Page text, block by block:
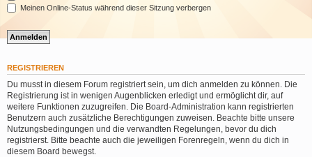
Meinen Online-Status während dieser Sitzung verbergen
REGISTRIEREN
Du musst in diesem Forum registriert sein, um dich anmelden zu können. Die
Registrierung ist in wenigen Augenblicken erledigt und ermöglicht dir, auf
weitere Funktionen zuzugreifen. Die Board-Administration kann registrierten
Benutzern auch zusätzliche Berechtigungen zuweisen. Beachte bitte unsere
Nutzungsbedingungen und die verwandten Regelungen, bevor du dich
registrierst. Bitte beachte auch die jeweiligen Forenregeln, wenn du dich in
diesem Board bewegst.